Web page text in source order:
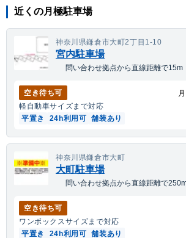
近くの月極駐車場
神奈川県鎌倉市大町2丁目1-10
宮内駐車場
問い合わせ拠点から直線距離で15m
空き待ち可
軽自動車サイズまで対応
平置き
24h利用可 舗装あり
神奈川県鎌倉市大町
大町駐車場
問い合わせ拠点から直線距離で
空き待ち可
ワンボックスサイズまで対応
平置き
24h利用可 舗装あり